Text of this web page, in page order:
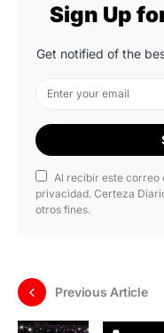
Sign Up
Get notified of the
Al recibir este correo
privacidad. Certeza
otros fines.
Previous Article